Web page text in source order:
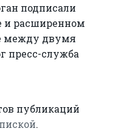
подписали
и расширенном
между двумя
пресс-служба
публикаций
.